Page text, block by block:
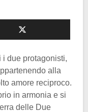
i due protagonisti,
alla
amore reciproco.
in armonia e si
delle Due